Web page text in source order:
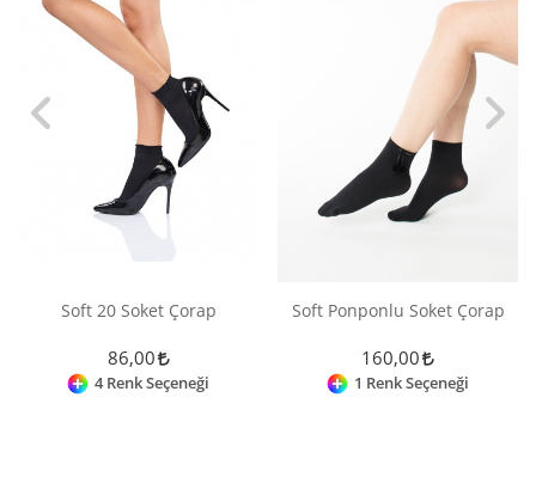
Soft 20 Soket Çorap
86,00
4 Renk Seçeneği
Soft Ponponlu Soket Çorap
160,00
1 Renk Seçeneği